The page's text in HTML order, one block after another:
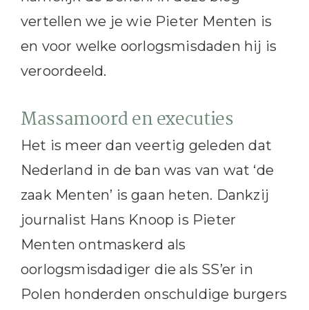
vertellen we je wie Pieter Menten is
en voor welke oorlogsmisdaden hij is
veroordeeld.
Massamoord en executies
Het is meer dan veertig geleden dat
Nederland in de ban was van wat ‘de
zaak Menten’ is gaan heten. Dankzij
journalist Hans Knoop is Pieter
Menten ontmaskerd als
oorlogsmisdadiger die als SS’er in
Polen honderden onschuldige burgers